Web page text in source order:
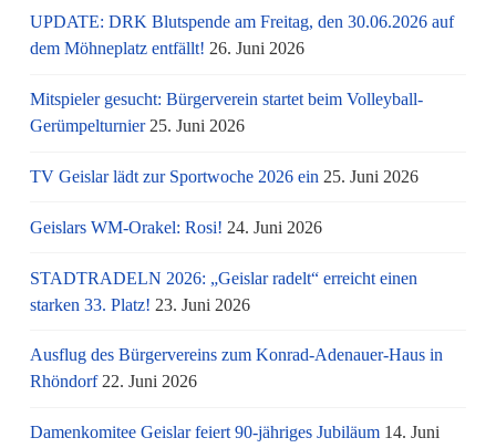
UPDATE: DRK Blutspende am Freitag, den 30.06.2026 auf
dem Möhneplatz entfällt! 26. Juni 2026
Mitspieler gesucht: Bürgerverein startet beim Volleyball-
Gerümpelturnier 25. Juni 2026
TV Geislar lädt zur Sportwoche 2026 ein 25. Juni 2026
Geislars WM-Orakel: Rosi! 24. Juni 2026
STADTRADELN 2026: „Geislar radelt“ erreicht einen
starken 33. Platz! 23. Juni 2026
Ausflug des Bürgervereins zum Konrad-Adenauer-Haus in
Rhöndorf 22. Juni 2026
Damenkomitee Geislar feiert 90-jähriges Jubiläum 14. Juni